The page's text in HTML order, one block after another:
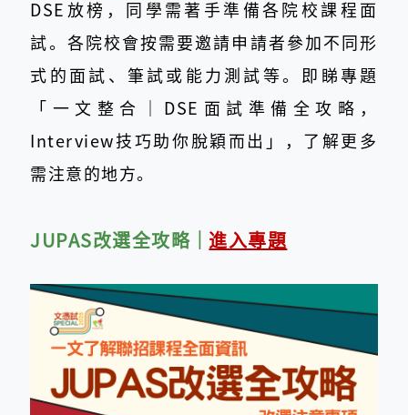
DSE放榜，同學需著手準備各院校課程面
試。各院校會按需要邀請申請者參加不同形
式的面試、筆試或能力測試等。即睇專題
「一文整合｜DSE面試準備全攻略，
Interview技巧助你脫穎而出」，了解更多
需注意的地方。
JUPAS改選全攻略 進入專題